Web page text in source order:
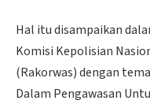
Hal itu disampaikan
Komisi Kepolisian
(Rakorwas) dengan
Dalam Pengawasan